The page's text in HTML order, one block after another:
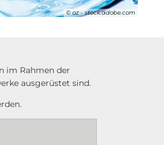
© oz - stock.adobe.com
im Rahmen der
ausgerüstet sind.